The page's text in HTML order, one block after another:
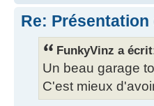
Re:
FunkyVinz a
Un beau garage
C'est mieux